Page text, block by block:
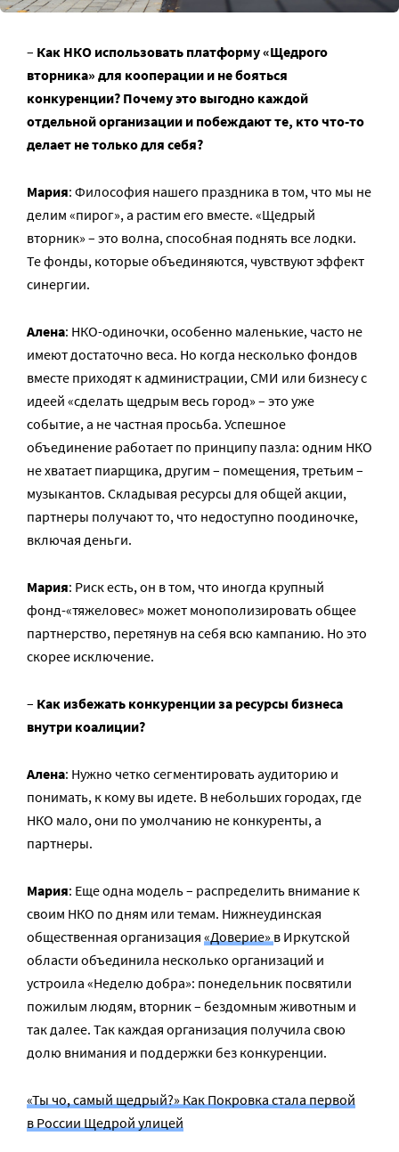
– Как НКО использовать платформу «Щедрого
вторника» для кооперации и не бояться
конкуренции? Почему это выгодно каждой
отдельной организации и побеждают те, кто что-то
делает не только для себя?
Мария: Философия нашего праздника в том, что мы не
делим «пирог», а растим его вместе. «Щедрый
вторник» – это волна, способная поднять все лодки.
Те фонды, которые объединяются, чувствуют эффект
синергии.
Алена: НКО-одиночки, особенно маленькие, часто не
имеют достаточно веса. Но когда несколько фондов
вместе приходят к администрации, СМИ или бизнесу с
идеей «сделать щедрым весь город» – это уже
событие, а не частная просьба. Успешное
объединение работает по принципу пазла: одним НКО
не хватает пиарщика, другим – помещения, третьим –
музыкантов. Складывая ресурсы для общей акции,
партнеры получают то, что недоступно поодиночке,
включая деньги.
Мария: Риск есть, он в том, что иногда крупный
фонд-«тяжеловес» может монополизировать общее
партнерство, перетянув на себя всю кампанию. Но это
скорее исключение.
– Как избежать конкуренции за ресурсы бизнеса
внутри коалиции?
Алена: Нужно четко сегментировать аудиторию и
понимать, к кому вы идете. В небольших городах, где
НКО мало, они по умолчанию не конкуренты, а
партнеры.
Мария: Еще одна модель – распределить внимание к
своим НКО по дням или темам. Нижнеудинская
общественная организация «Доверие»в Иркутской
области объединила несколько организаций и
устроила «Неделю добра»: понедельник посвятили
пожилым людям, вторник – бездомным животным и
так далее. Так каждая организация получила свою
долю внимания и поддержки без конкуренции.
«Ты чо, самый щедрый?» Как Покровка стала первой
в России Щедрой улицей